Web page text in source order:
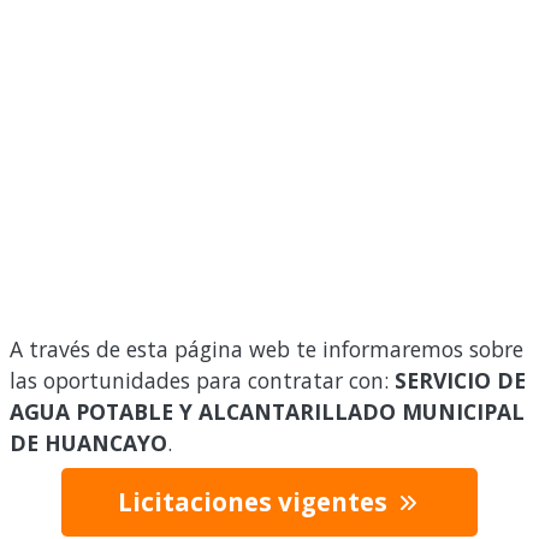
A través de esta página web te informaremos sobre
las oportunidades para contratar con: SERVICIO DE
AGUA POTABLE Y ALCANTARILLADO MUNICIPAL
DE HUANCAYO.
Licitaciones vigentes